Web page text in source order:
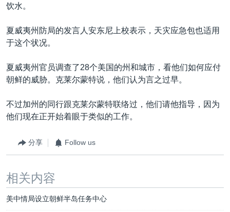
饮水。
夏威夷州防局的发言人安东尼上校表示，天灾应急包也适用
于这个状况。
夏威夷州官员调查了28个美国的州和城市，看他们如何应付
朝鲜的威胁。克莱尔蒙特说，他们认为言之过早。
不过加州的同行跟克莱尔蒙特联络过，他们请他指导，因为
他们现在正开始着眼于类似的工作。
分享 Follow us
相关内容
美中情局设立朝鲜半岛任务中心